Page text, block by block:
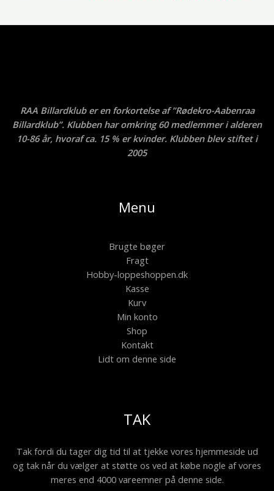
RAA Billardklub er en forkortelse af ”Rødekro-Aabenraa
Billardklub”. Klubben har omkring 60 medlemmer i alderen
10-86 år, hvoraf ca. 15 % er kvinder. Klubben blev stiftet i
2005
Menu
Brugte bøger
Fragt
Hobby-loppeshoppen.dk
Kasse
Kurv
Min konto
Shop
Kontakt
Lidt om denne side
TAK
Tak fordi du tager dig tid til at tjekke vores hjemmeside ud
og tak når du vælger at støtte os ved at købe nogle af vores
meres end 4000 vareemner på denne side.